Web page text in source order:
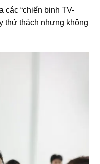
các “chiến binh TV-
thử thách nhưng không